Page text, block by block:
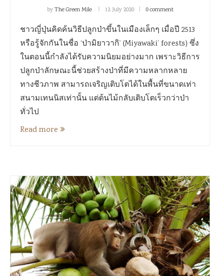
byThe Green Mile 12 July 2020 0 comment
ชาวญี่ปุ่นคิดค้นวิธีปลูกป่าขึ้นในเมืองเล็กๆ เมื่อปี 2513
หรือรู้จักกันในชื่อ ‘ป่ามิยาวากิ’ (Miyawaki’ forests) ซึ่ง
ในตอนนี้กำลังได้รับความนิยมอย่างมาก เพราะวิธีการ
ปลูกป่าลักษณะนี้ช่วยสร้างป่าที่มีความหลากหลาย
ทางชีวภาพ สามารถเจริญเติบโตได้ในพื้นที่ขนาดเท่า
สนามเทนนิสเท่านั้น แต่ต้นไม้กลับเติบโตเร็วกว่าป่า
ทั่วไป
Read more